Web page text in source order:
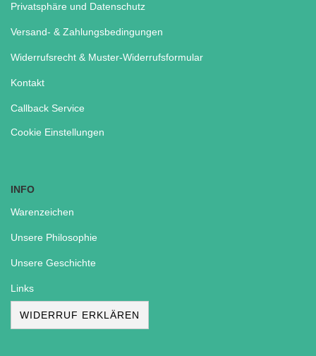
Privatsphäre und Datenschutz
Versand- & Zahlungsbedingungen
Widerrufsrecht & Muster-Widerrufsformular
Kontakt
Callback Service
Cookie Einstellungen
INFO
Warenzeichen
Unsere Philosophie
Unsere Geschichte
Links
WIDERRUF ERKLÄREN